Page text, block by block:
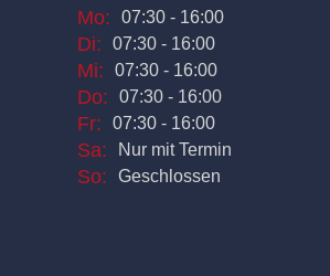
Mo: 07:30 - 16:00
Di: 07:30 - 16:00
Mi: 07:30 - 16:00
Do: 07:30 - 16:00
Fr: 07:30 - 16:00
Sa: Nur mit Termin
So: Geschlossen